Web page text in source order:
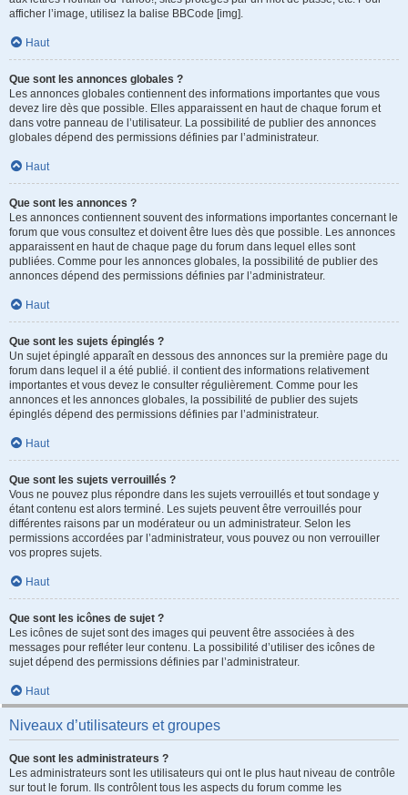
afficher l’image, utilisez la balise BBCode [img].
Haut
Que sont les annonces globales ?
Les annonces globales contiennent des informations importantes que vous
devez lire dès que possible. Elles apparaissent en haut de chaque forum et
dans votre panneau de l’utilisateur. La possibilité de publier des annonces
globales dépend des permissions définies par l’administrateur.
Haut
Que sont les annonces ?
Les annonces contiennent souvent des informations importantes concernant le
forum que vous consultez et doivent être lues dès que possible. Les annonces
apparaissent en haut de chaque page du forum dans lequel elles sont
publiées. Comme pour les annonces globales, la possibilité de publier des
annonces dépend des permissions définies par l’administrateur.
Haut
Que sont les sujets épinglés ?
Un sujet épinglé apparaît en dessous des annonces sur la première page du
forum dans lequel il a été publié. il contient des informations relativement
importantes et vous devez le consulter régulièrement. Comme pour les
annonces et les annonces globales, la possibilité de publier des sujets
épinglés dépend des permissions définies par l’administrateur.
Haut
Que sont les sujets verrouillés ?
Vous ne pouvez plus répondre dans les sujets verrouillés et tout sondage y
étant contenu est alors terminé. Les sujets peuvent être verrouillés pour
différentes raisons par un modérateur ou un administrateur. Selon les
permissions accordées par l’administrateur, vous pouvez ou non verrouiller
vos propres sujets.
Haut
Que sont les icônes de sujet ?
Les icônes de sujet sont des images qui peuvent être associées à des
messages pour refléter leur contenu. La possibilité d’utiliser des icônes de
sujet dépend des permissions définies par l’administrateur.
Haut
Niveaux d’utilisateurs et groupes
Que sont les administrateurs ?
Les administrateurs sont les utilisateurs qui ont le plus haut niveau de contrôle
sur tout le forum. Ils contrôlent tous les aspects du forum comme les